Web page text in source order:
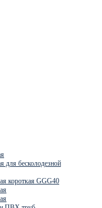
для бесколодезной
короткая GGG40